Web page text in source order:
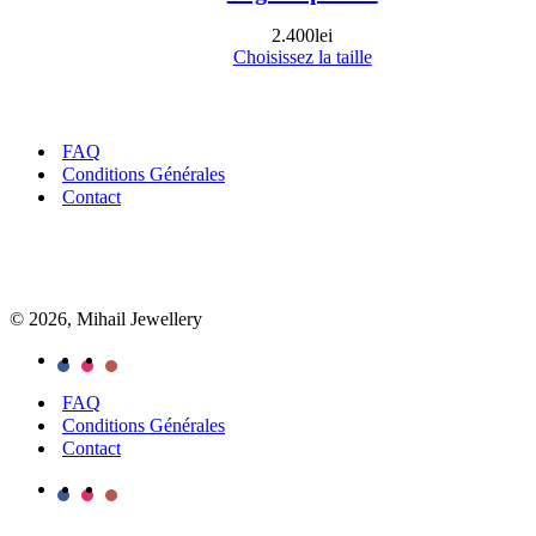
2.400lei
Choisissez la taille
FAQ
Conditions Générales
Contact
© 2026, Mihail Jewellery
FAQ
Conditions Générales
Contact